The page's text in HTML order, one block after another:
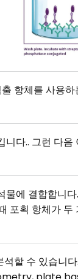
항체를 사
다.. 그런 다
에 결합합니
포획 항체가
할 수 있습니